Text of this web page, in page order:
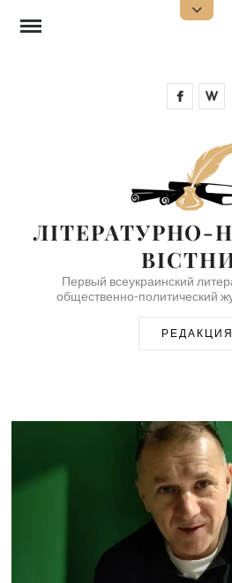
Facebook
ЛІТЕРАТУРНО-
Первый всеукраинский
общественно-политический
РЕДАКЦИЯ